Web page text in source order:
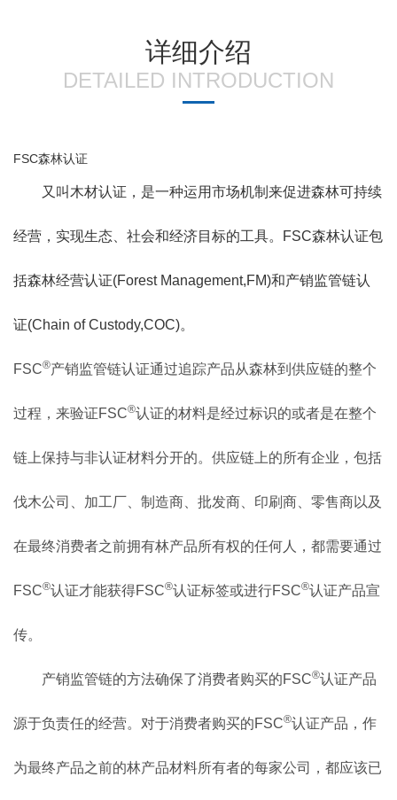
详细介绍
DETAILED INTRODUCTION
FSC森林认证
又叫木材认证，是一种运用市场机制来促进森林可持续
经营，实现生态、社会和经济目标的工具。 FSC森林认证包
括森林经营认证(Forest Management,FM)和产销监管链认
证(Chain of Custody,COC)。
FSC®产销监管链认证通过追踪产品从森林到供应链的整个
过程，来验证FSC®认证的材料是经过标识的或者是在整个
链上保持与非认证材料分开的。供应链上的所有企业，包括
伐木公司、加工厂、制造商、批发商、印刷商、零售商以及
在最终消费者之前拥有林产品所有权的任何人，都需要通过
FSC®认证才能获得FSC®认证标签或进行FSC®认证产品宣
传。
产销监管链的方法确保了消费者购买的FSC®认证产品
源于负责任的经营。对于消费者购买的FSC®认证产品，作
为最终产品之前的林产品材料所有者的每家公司，都应该已